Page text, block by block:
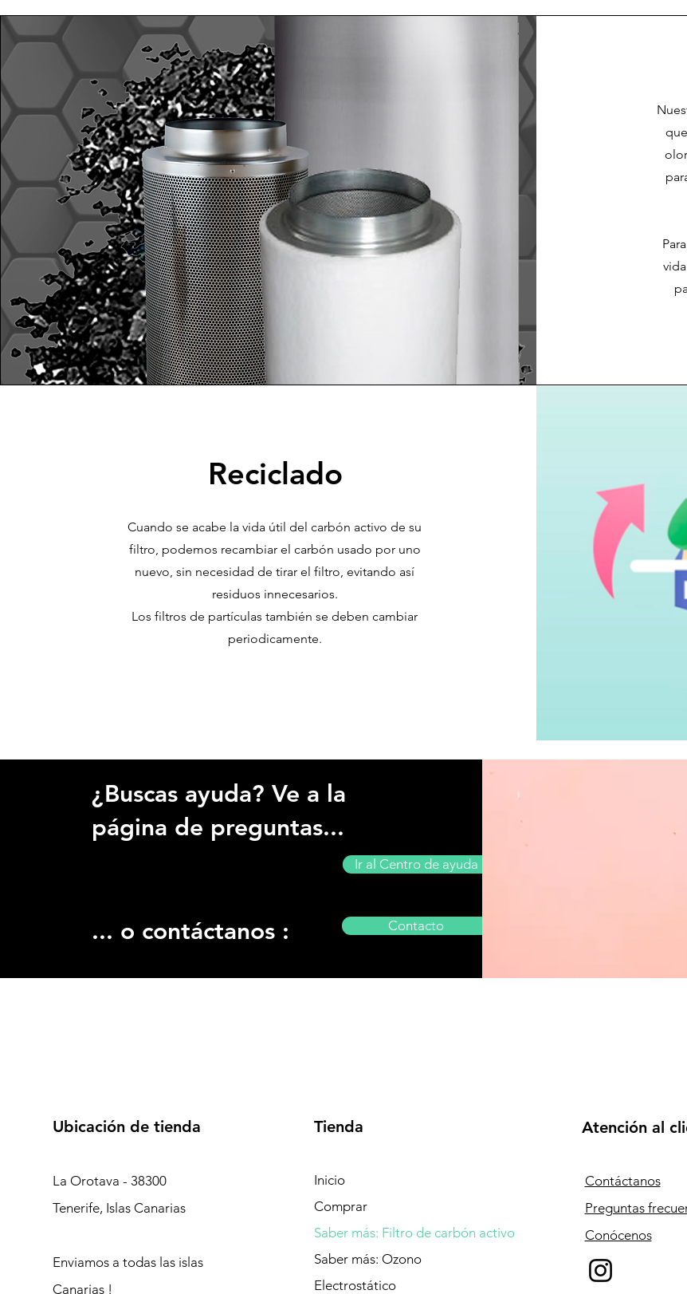
Reciclado
Cuando se acabe la vida útil del carbón activo de su
filtro, podemos recambiar el carbón usado por uno
nuevo, sin necesidad de tirar el filtro, evitando así
residuos innecesarios.
Los filtros de partículas también se deben cambiar
periodicamente.
¿Buscas ayuda? Ve a la
página de preguntas...
Ir al Centro de ayuda
... o contáctanos : Contacto
Ubicación de tienda
La Orotava - 38300
Tenerife, Islas Canarias
Enviamos a todas las islas
Canarias !
Tienda
Inicio
Comprar
Saber más: Filtro de carbón activo
Saber más: Ozono
Electrostático
Atención al
Contáctanos
Preguntas
Conócenos